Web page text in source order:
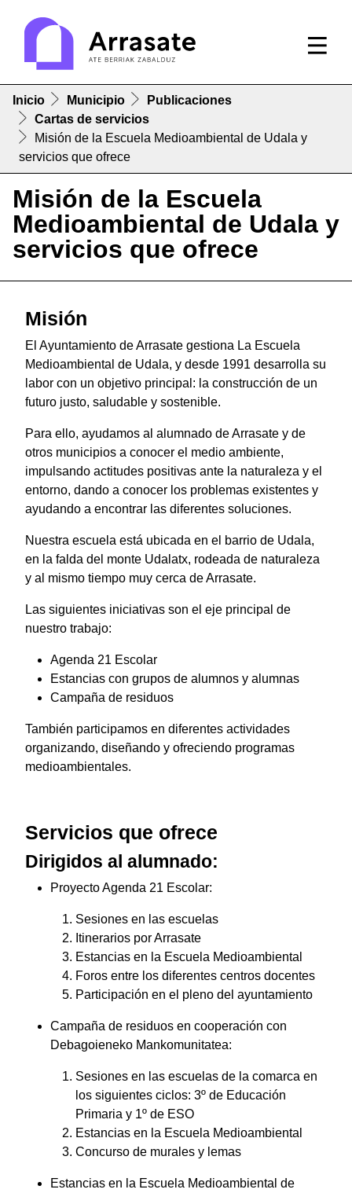
Inicio Municipio
Publicaciones
Cartas de servicios
Misión de la Escuela Medioambiental de Udala y
servicios que ofrece
Misión de la Escuela
Medioambiental de Udala y
servicios que ofrece
Misión
El Ayuntamiento de Arrasate gestiona La Escuela
Medioambiental de Udala, y desde 1991 desarrolla su
labor con un objetivo principal: la construcción de un
futuro justo, saludable y sostenible.
Para ello, ayudamos al alumnado de Arrasate y de
otros municipios a conocer el medio ambiente,
impulsando actitudes positivas ante la naturaleza y el
entorno, dando a conocer los problemas existentes y
ayudando a encontrar las diferentes soluciones.
Nuestra escuela está ubicada en el barrio de Udala,
en la falda del monte Udalatx, rodeada de naturaleza
y al mismo tiempo muy cerca de Arrasate.
Las siguientes iniciativas son el eje principal de
nuestro trabajo:
Agenda 21 Escolar
Estancias con grupos de alumnos y alumnas
Campaña de residuos
También participamos en diferentes actividades
organizando, diseñando y ofreciendo programas
medioambientales.
Servicios que ofrece
Dirigidos al alumnado:
Proyecto Agenda 21 Escolar:
Sesiones en las escuelas
Itinerarios por Arrasate
Estancias en la Escuela Medioambiental
Foros entre los diferentes centros docentes
Participación en el pleno del ayuntamiento
Campaña de residuos en cooperación con
Debagoieneko Mankomunitatea:
Sesiones en las escuelas de la comarca en
los siguientes ciclos: 3º de Educación
Primaria y 1º de ESO
Estancias en la Escuela Medioambiental
Concurso de murales y lemas
Estancias en la Escuela Medioambiental de